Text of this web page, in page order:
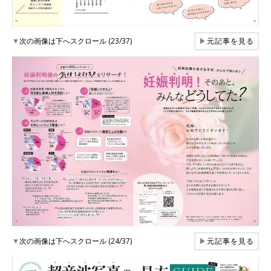
▼次の画像は下へスクロール (23/37) ▶元記事を見る
▼次の画像は下へスクロール (24/37) ▶元記事を見る